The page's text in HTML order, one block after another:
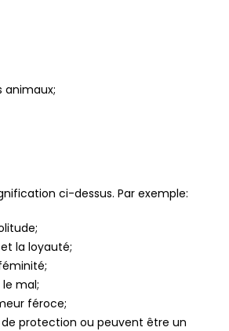
animaux;
ci-dessus. Par exemple:
la loyauté;
mal;
féroce;
protection ou peuvent être un